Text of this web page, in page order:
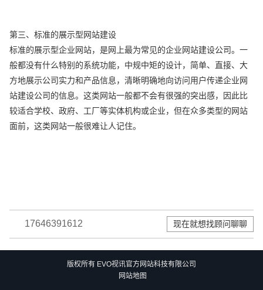
第三、标准的展示型网站建设
标准的展示型企业网站，是网上最为常见的企业网站建设公司。一
般都没有什么特别的系统功能，中规中矩的设计，简单、直接、大
方地展示公司实力和产品信息，清晰明确地向访问用户传递企业网
站建设公司的信息。这类网站一般都不会有很强的突出感，因此比
较适合学校、政府、工厂等实体机构或企业，但在众多类型的网站
面前，这类网站一般很难让人记住。
17646391612 现在就想找顾问聊聊
版权所有 EVO视讯官方网站科技有限公司
网站地图